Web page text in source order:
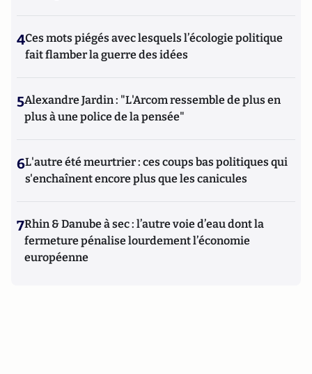
4Ces mots piégés avec lesquels l’écologie politique
fait flamber la guerre des idées
5Alexandre Jardin : "L'Arcom ressemble de plus en
plus à une police de la pensée"
6L'autre été meurtrier : ces coups bas politiques qui
s'enchaînent encore plus que les canicules
7Rhin & Danube à sec : l’autre voie d’eau dont la
fermeture pénalise lourdement l’économie
européenne